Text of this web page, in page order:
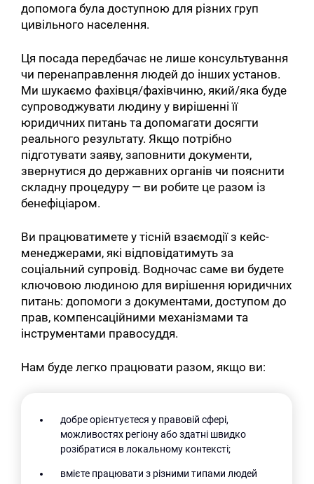
допомога була доступною для різних груп
цивільного населення.
Ця посада передбачає не лише консультування
чи перенаправлення людей до інших установ.
Ми шукаємо фахівця/фахівчиню, який/яка буде
супроводжувати людину у вирішенні її
юридичних питань та допомагати досягти
реального результату. Якщо потрібно
підготувати заяву, заповнити документи,
звернутися до державних органів чи пояснити
складну процедуру — ви робите це разом із
бенефіціаром.
Ви працюватимете у тісній взаємодії з кейс-
менеджерами, які відповідатимуть за
соціальний супровід. Водночас саме ви будете
ключовою людиною для вирішення юридичних
питань: допомоги з документами, доступом до
прав, компенсаційними механізмами та
інструментами правосуддя.
Нам буде легко працювати разом, якщо ви:
добре орієнтуєтеся у правовій сфері,
можливостях регіону або здатні швидко
розібратися в локальному контексті;
вмієте працювати з різними типами людей